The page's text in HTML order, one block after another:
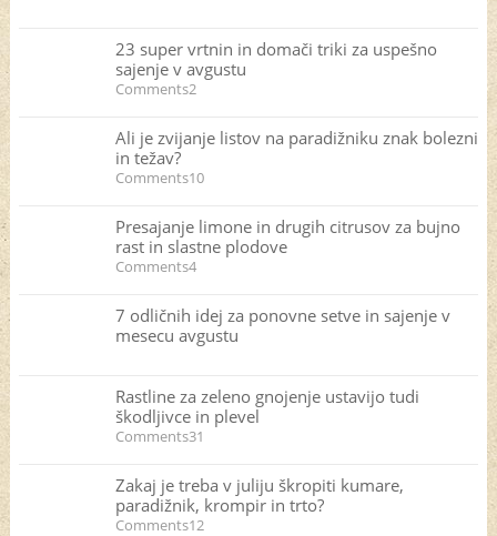
23 super vrtnin in domači triki za uspešno
sajenje v avgustu
Comments2
Ali je zvijanje listov na paradižniku znak bolezni
in težav?
Comments10
Presajanje limone in drugih citrusov za bujno
rast in slastne plodove
Comments4
7 odličnih idej za ponovne setve in sajenje v
mesecu avgustu
Rastline za zeleno gnojenje ustavijo tudi
škodljivce in plevel
Comments31
Zakaj je treba v juliju škropiti kumare,
paradižnik, krompir in trto?
Comments12